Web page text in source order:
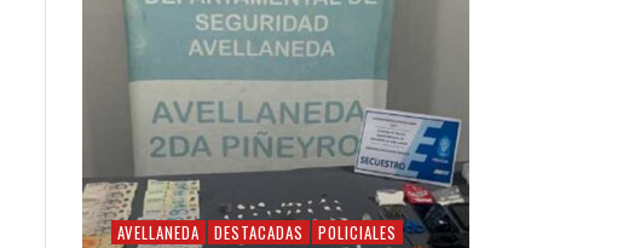
AVELLANEDA DESTACADAS POLICIALES